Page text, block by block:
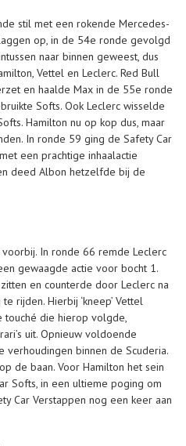
stil met een rokende Mercedes-
op, in de 54e ronde gevolgd
naar binnen geweest, dus
Vettel en Leclerc. Red Bull
en haalde Max in de 55e ronde
Softs. Ook Leclerc wisselde
Hamilton nu op kop dus, maar
In ronde 59 ging de Safety Car
een prachtige inhaalactie
deed Albon hetzelfde bij de
In ronde 66 remde Leclerc
gewaagde actie voor bocht 1.
en counterde door Leclerc na
rijden. Hierbij ‘kneep’ Vettel
touché die hierop volgde,
uit. Opnieuw voldoende
binnen de Scuderia.
de baan. Voor Hamilton het sein
Softs, in een ultieme poging om
Car Verstappen nog een keer aan